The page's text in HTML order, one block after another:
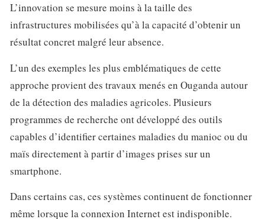
L’innovation se mesure moins à la taille des
infrastructures mobilisées qu’à la capacité d’obtenir un
résultat concret malgré leur absence.
L’un des exemples les plus emblématiques de cette
approche provient des travaux menés en Ouganda autour
de la détection des maladies agricoles. Plusieurs
programmes de recherche ont développé des outils
capables d’identifier certaines maladies du manioc ou du
maïs directement à partir d’images prises sur un
smartphone.
Dans certains cas, ces systèmes continuent de fonctionner
même lorsque la connexion Internet est indisponible.